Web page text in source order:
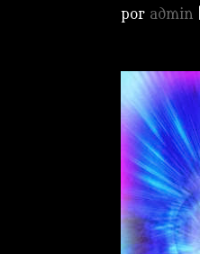
por admin